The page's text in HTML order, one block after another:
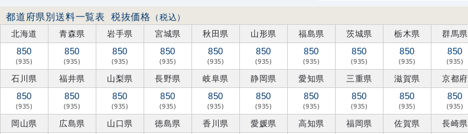
都道府県別送料一覧表 税抜価格 （税込）
北海道
青森県 岩手県 宮城県 秋田県 山形県 福島県 茨城県 栃木県 群馬県
850
(935)
850
(935)
850
(935)
850
(935)
850
(935)
850
(935)
850
(935)
850
(935)
850
(935)
850
(935)
石川県 福井県 山梨県 長野県 岐阜県 静岡県 愛知県 三重県 滋賀県 京都府
850
(935)
850
(935)
850
(935)
850
(935)
850
(935)
850
(935)
850
(935)
850
(935)
850
(935)
850
(935)
岡山県 広島県 山口県 徳島県 香川県 愛媛県 高知県 福岡県 佐賀県 長崎県